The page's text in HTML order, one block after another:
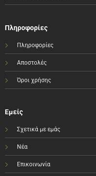
Πληροφορίες
Πληροφορίες
Αποστολές
Όροι χρήσης
Εμείς
Σχετικά με εμάς
Νέα
Επικοινωνία